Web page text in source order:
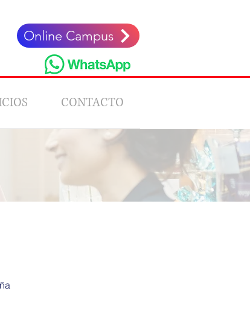
CONTACTO
Online Campus